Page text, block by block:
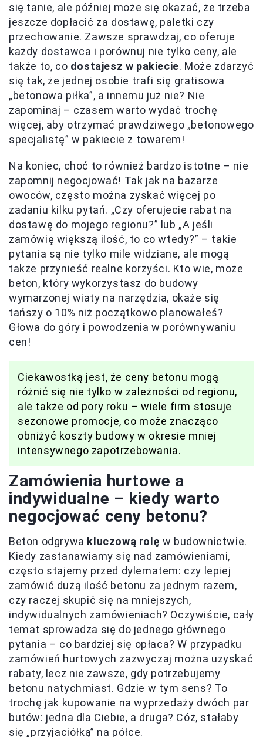
się tanie, ale później może się okazać, że trzeba
jeszcze dopłacić za dostawę, paletki czy
przechowanie. Zawsze sprawdzaj, co oferuje
każdy dostawca i porównuj nie tylko ceny, ale
także to, co dostajesz w pakiecie. Może zdarzyć
się tak, że jednej osobie trafi się gratisowa
„betonowa piłka”, a innemu już nie? Nie
zapominaj – czasem warto wydać trochę
więcej, aby otrzymać prawdziwego „betonowego
specjalistę” w pakiecie z towarem!
Na koniec, choć to również bardzo istotne – nie
zapomnij negocjować! Tak jak na bazarze
owoców, często można zyskać więcej po
zadaniu kilku pytań. „Czy oferujecie rabat na
dostawę do mojego regionu?” lub „A jeśli
zamówię większą ilość, to co wtedy?” – takie
pytania są nie tylko mile widziane, ale mogą
także przynieść realne korzyści. Kto wie, może
beton, który wykorzystasz do budowy
wymarzonej wiaty na narzędzia, okaże się
tańszy o 10% niż początkowo planowałeś?
Głowa do góry i powodzenia w porównywaniu
cen!
Ciekawostką jest, że ceny betonu mogą
różnić się nie tylko w zależności od regionu,
ale także od pory roku – wiele firm stosuje
sezonowe promocje, co może znacząco
obniżyć koszty budowy w okresie mniej
intensywnego zapotrzebowania.
Zamówienia hurtowe a
indywidualne – kiedy warto
negocjować ceny betonu?
Beton odgrywa kluczową rolę w budownictwie.
Kiedy zastanawiamy się nad zamówieniami,
często stajemy przed dylematem: czy lepiej
zamówić dużą ilość betonu za jednym razem,
czy raczej skupić się na mniejszych,
indywidualnych zamówieniach? Oczywiście, cały
temat sprowadza się do jednego głównego
pytania – co bardziej się opłaca? W przypadku
zamówień hurtowych zazwyczaj można uzyskać
rabaty, lecz nie zawsze, gdy potrzebujemy
betonu natychmiast. Gdzie w tym sens? To
trochę jak kupowanie na wyprzedaży dwóch par
butów: jedna dla Ciebie, a druga? Cóż, stałaby
się „przyjaciółką” na półce.